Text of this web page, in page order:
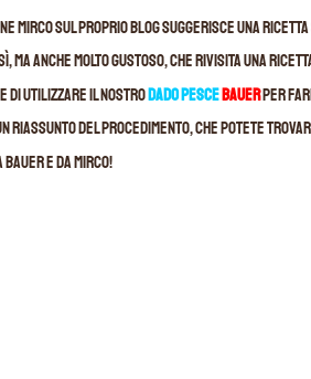
Mirco sul proprio blog suggerisce una
ma anche molto gustoso, che rivisita una
di utilizzare il nostroDado PesceBauerper
riassunto del procedimento, che potete
e da Mirco!